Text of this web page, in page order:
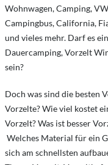
Wohnwagen, Camping,
Campingbus, California,
und vieles mehr. Darf es
Dauercamping, Vorzelt
sein?
Doch was sind die besten
Vorzelte? Wie viel kostet
Vorzelt? Was ist besser
Welches Material für ein
sich am schnellsten